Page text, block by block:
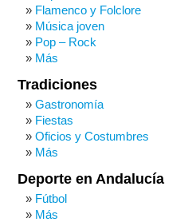
Flamenco y Folclore
Música joven
Pop – Rock
Más
Tradiciones
Gastronomía
Fiestas
Oficios y Costumbres
Más
Deporte en Andalucía
Fútbol
Más